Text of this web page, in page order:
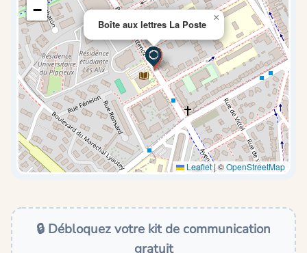
Boîte aux lettres La Poste
×
−
Leaflet|©OpenStreetMap
🔒 Débloquez votre kit de communication
gratuit